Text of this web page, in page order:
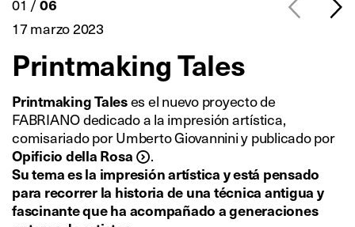
01 /06
17 marzo 2023
Printmaking Tales
Printmaking Taleses el nuevo proyecto de
FABRIANO dedicado a la impresión artística,
comisariado por Umberto Giovannini y publicado por
Opificio della Rosa .
Su tema es la impresión artística y está pensado
para recorrer la historia de una técnica antigua y
fascinante que ha acompañado a generaciones